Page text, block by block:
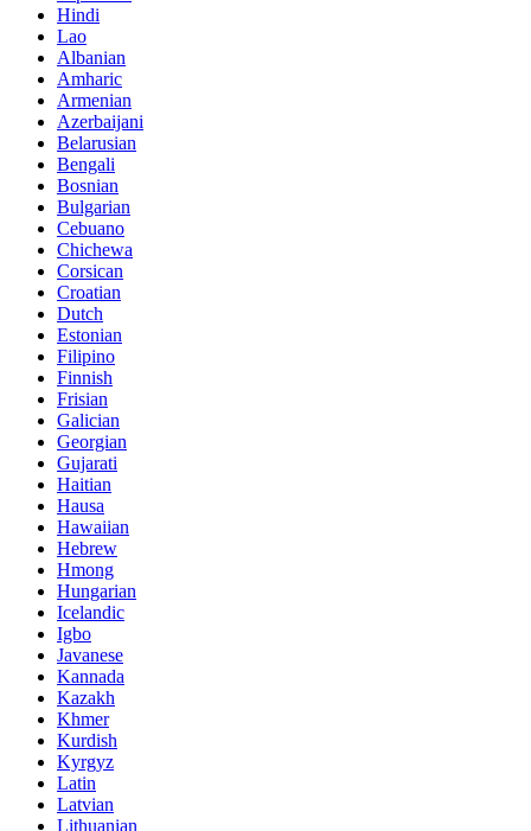
Hindi
Lao
Albanian
Amharic
Armenian
Azerbaijani
Belarusian
Bengali
Bosnian
Bulgarian
Cebuano
Chichewa
Corsican
Croatian
Dutch
Estonian
Filipino
Finnish
Frisian
Galician
Georgian
Gujarati
Haitian
Hausa
Hawaiian
Hebrew
Hmong
Hungarian
Icelandic
Igbo
Javanese
Kannada
Kazakh
Khmer
Kurdish
Kyrgyz
Latin
Latvian
Lithuanian